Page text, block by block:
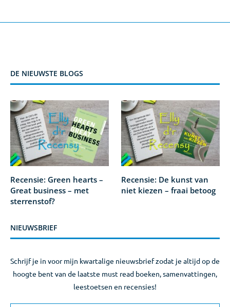
DE NIEUWSTE BLOGS
Recensie: Green hearts –
Great business – met
sterrenstof?
Recensie: De kunst van
niet kiezen – fraai betoog
NIEUWSBRIEF
Schrijf je in voor mijn kwartalige nieuwsbrief zodat je altijd op de
hoogte bent van de laatste must read boeken, samenvattingen,
leestoetsen en recensies!